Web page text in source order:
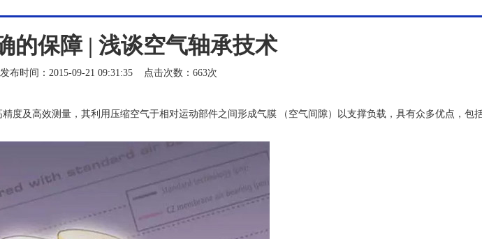
的保障 | 浅谈空气轴承技术
发布时间：2015-09-21 09:31:35 点击次数： 663次
度及高效测量，其利用压缩空气于相对运动部件之间形成气膜 （空气间隙）以支撑负载，具有众多优点，包